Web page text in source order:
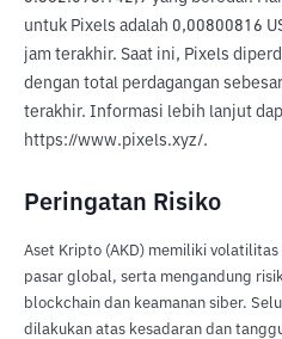
untuk Pixels adalah 0,00800816
jam terakhir. Saat ini, Pixels
dengan total perdagangan
terakhir. Informasi lebih lanjut
https://www.pixels.xyz/.
Peringatan Risiko
Aset Kripto (AKD) memiliki
pasar global, serta mengandung
blockchain dan keamanan siber.
dilakukan atas kesadaran dan